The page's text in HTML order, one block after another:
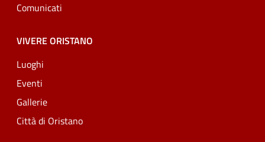
Comunicati
VIVERE ORISTANO
Luoghi
Eventi
Gallerie
Città di Oristano